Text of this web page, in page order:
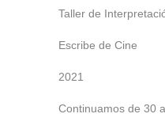
Taller de
Escribe de Cine
2021
Continuamos de 30